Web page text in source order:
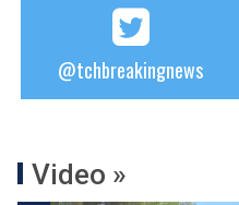
@tchbreakingnews
Video »